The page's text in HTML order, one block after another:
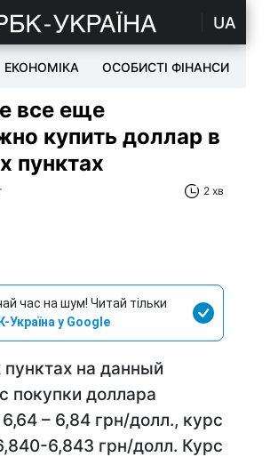
UA
ЕКОНОМІКА ОСОБИСТІ ФІНАНСИ
все еще
купить доллар в
пунктах
2 хв
час на шум! Читай тільки
Україна у Google
на данный
покупки доллара
– 6,84 грн/долл., курс
6,843 грн/долл. Курс